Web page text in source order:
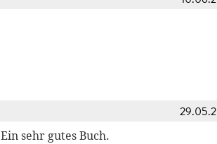
Ein sehr gutes Buch.